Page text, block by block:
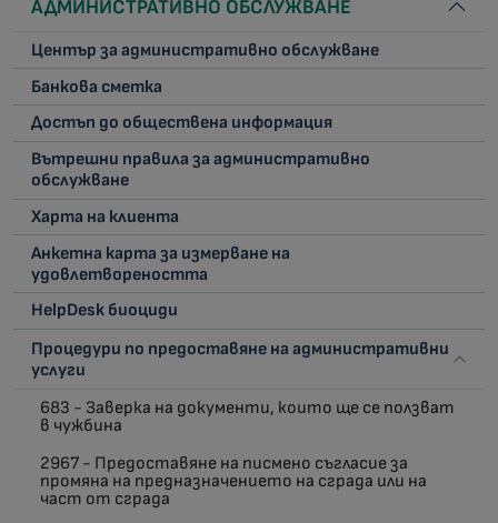
АДМИНИСТРАТИВНО ОБСЛУЖВАНЕ
Център за административно обслужване
Банкова сметка
Достъп до обществена информация
Вътрешни правила за административно
обслужване
Харта на клиента
Анкетна карта за измерване на
удовлетвореността
HelpDesk биоциди
Процедури по предоставяне на административни
услуги
683 - Заверка на документи, които ще се ползват
в чужбина
2967 - Предоставяне на писмено съгласие за
промяна на предназначението на сграда или на
част от сграда